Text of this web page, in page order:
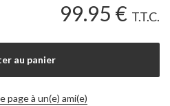
99.95 € T.T.C.
page à un(e) ami(e)